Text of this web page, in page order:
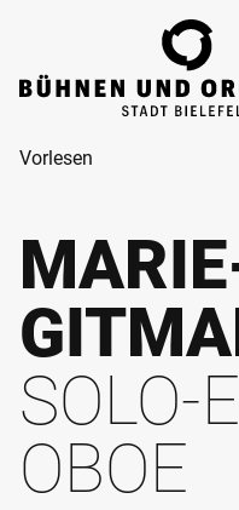
ZUM HAUPTINHALT
Vorlesen
SOLO-
OBOE